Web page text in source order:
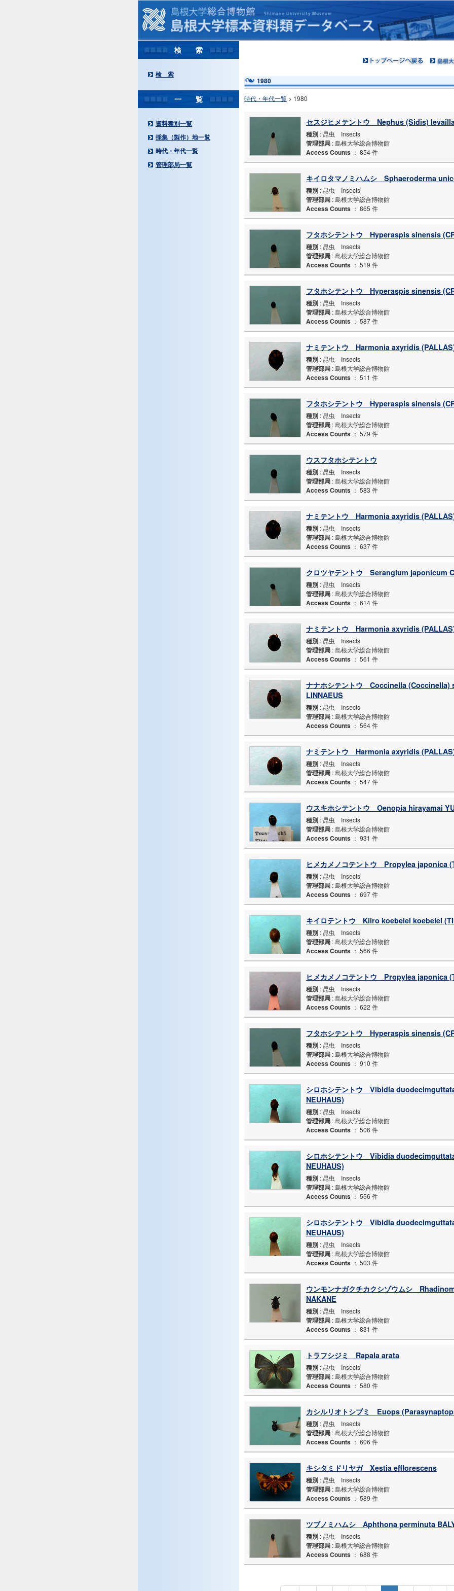
検 索
検 索
一 覧
資料種別一覧
採集（製作）地一覧
時代・年代一覧
管理部局一覧
1980
時代・年代一覧 > 1980
セスジヒメテントウ Nephus (Sidis)
種別 : 昆虫 Insects
管理部局 : 島根大学総合博物館
Access Counts ： 854 件
キイロタマノミハムシ Sphaeroderma
種別 : 昆虫 Insects
管理部局 : 島根大学総合博物館
Access Counts ： 865 件
フタホシテントウ Hyperaspis sinensis
種別 : 昆虫 Insects
管理部局 : 島根大学総合博物館
Access Counts ： 519 件
フタホシテントウ Hyperaspis sinensis
種別 : 昆虫 Insects
管理部局 : 島根大学総合博物館
Access Counts ： 587 件
ナミテントウ Harmonia axyridis
種別 : 昆虫 Insects
管理部局 : 島根大学総合博物館
Access Counts ： 511 件
フタホシテントウ Hyperaspis sinensis
種別 : 昆虫 Insects
管理部局 : 島根大学総合博物館
Access Counts ： 579 件
ウスフタホシテントウ
種別 : 昆虫 Insects
管理部局 : 島根大学総合博物館
Access Counts ： 583 件
ナミテントウ Harmonia axyridis
種別 : 昆虫 Insects
管理部局 : 島根大学総合博物館
Access Counts ： 637 件
クロツヤテントウ Serangium japonicum
種別 : 昆虫 Insects
管理部局 : 島根大学総合博物館
Access Counts ： 614 件
ナミテントウ Harmonia axyridis
種別 : 昆虫 Insects
管理部局 : 島根大学総合博物館
Access Counts ： 561 件
ナナホシテントウ Coccinella (Coccinella)
LINNAEUS
種別 : 昆虫 Insects
管理部局 : 島根大学総合博物館
Access Counts ： 564 件
ナミテントウ Harmonia axyridis
種別 : 昆虫 Insects
管理部局 : 島根大学総合博物館
Access Counts ： 547 件
ウスキホシテントウ Oenopia hirayamai
種別 : 昆虫 Insects
管理部局 : 島根大学総合博物館
Access Counts ： 931 件
ヒメカメノコテントウ Propylea japonica
種別 : 昆虫 Insects
管理部局 : 島根大学総合博物館
Access Counts ： 697 件
キイロテントウ Kiiro koebelei koebelei
種別 : 昆虫 Insects
管理部局 : 島根大学総合博物館
Access Counts ： 566 件
ヒメカメノコテントウ Propylea japonica
種別 : 昆虫 Insects
管理部局 : 島根大学総合博物館
Access Counts ： 622 件
フタホシテントウ Hyperaspis sinensis
種別 : 昆虫 Insects
管理部局 : 島根大学総合博物館
Access Counts ： 910 件
シロホシテントウ Vibidia
NEUHAUS)
種別 : 昆虫 Insects
管理部局 : 島根大学総合博物館
Access Counts ： 506 件
シロホシテントウ Vibidia
NEUHAUS)
種別 : 昆虫 Insects
管理部局 : 島根大学総合博物館
Access Counts ： 556 件
シロホシテントウ Vibidia
NEUHAUS)
種別 : 昆虫 Insects
管理部局 : 島根大学総合博物館
Access Counts ： 503 件
ウンモンナガクチカクシゾウムシ
NAKANE
種別 : 昆虫 Insects
管理部局 : 島根大学総合博物館
Access Counts ： 831 件
トラフシジミ Rapala arata
種別 : 昆虫 Insects
管理部局 : 島根大学総合博物館
Access Counts ： 580 件
カシルリオトシブミ Euops
種別 : 昆虫 Insects
管理部局 : 島根大学総合博物館
Access Counts ： 606 件
キシタミドリヤガ Xestia efflorescens
種別 : 昆虫 Insects
管理部局 : 島根大学総合博物館
Access Counts ： 589 件
ツブノミハムシ Aphthona perminuta
種別 : 昆虫 Insects
管理部局 : 島根大学総合博物館
Access Counts ： 688 件